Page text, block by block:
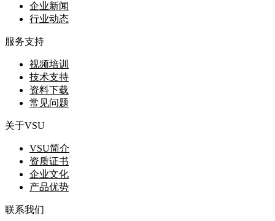
企业新闻
行业动态
服务支持
视频培训
技术支持
资料下载
常见问题
关于VSU
VSU简介
资质证书
企业文化
产品优势
联系我们